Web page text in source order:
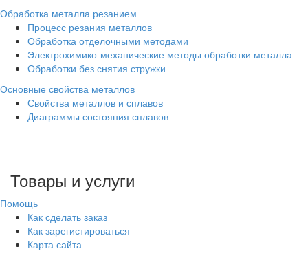
Обработка металла резанием
Процесс резания металлов
Обработка отделочными методами
Электрохимико-механические методы обработки металла
Обработки без снятия стружки
Основные свойства металлов
Свойства металлов и сплавов
Диаграммы состояния сплавов
Товары и услуги
Помощь
Как сделать заказ
Как зарегистироваться
Карта сайта